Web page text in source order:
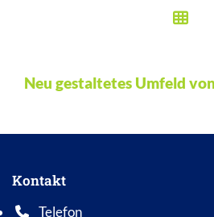
Titel für Presse
Neu gestaltetes Umfeld von WEBERS
Kontakt
Telefon